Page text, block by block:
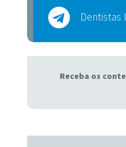
Dentistas
Receba os